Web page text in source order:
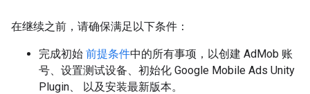
在继续之前，请确保满足以下条件：
完成初始 前提条件中的所有事项，以创建 AdMob 账
号、设置测试设备、初始化 Google Mobile Ads Unity
Plugin、 以及安装最新版本。